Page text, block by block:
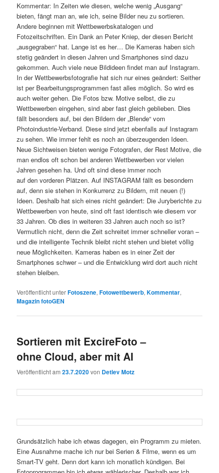
Kommentar: In Zeiten wie diesen, welche wenig „Ausgang“
bieten, fängt man an, wie ich, seine Bilder neu zu sortieren.
Andere beginnen mit Wettbewerbskatalogen und
Fotozeitschriften. Ein Dank an Peter Kniep, der diesen Bericht
„ausgegraben“ hat. Lange ist es her… Die Kameras haben sich
stetig geändert in diesen Jahren und Smartphones sind dazu
gekommen. Auch viele neue Bildideen findet man auf Instagram.
In der Wettbewerbsfotografie hat sich nur eines geändert: Seither
ist per Bearbeitungsprogrammen fast alles möglich. So wird es
auch weiter gehen. Die Fotos bzw. Motive selbst, die zu
Wettbewerben eingehen, sind aber fast gleich geblieben. Dies
fällt besonders auf, bei den Bildern der „Blende“ vom
Photoindustrie-Verband. Diese sind jetzt ebenfalls auf Instagram
zu sehen. Wie immer fehlt es noch an überzeugenden Ideen.
Neue Sichtweisen bieten wenige Fotografen, der Rest Motive, die
man endlos oft schon bei anderen Wettbewerben vor vielen
Jahren gesehen ha. Und oft sind diese immer noch
auf den vorderen Plätzen. Auf INSTAGRAM fällt es besondern
auf, denn sie stehen in Konkurrenz zu Bildern, mit neuen (!)
Ideen. Deshalb hat sich eines nicht geändert: Die Juryberichte zu
Wettbewerben von heute, sind oft fast identisch wie diesem vor
33 Jahren. Ob dies in weiteren 33 Jahren auch noch so ist?
Vermutlich nicht, denn die Zeit schreitet immer schneller voran –
und die intelligente Technik bleibt nicht stehen und bietet völlig
neue Möglichkeiten. Kameras haben es in einer Zeit der
Smartphones schwer – und die Entwicklung wird dort auch nicht
stehen bleiben.
Veröffentlicht unterFotoszene,Fotowettbewerb,Kommentar,
Magazin fotoGEN
Sortieren mit ExcireFoto –
ohne Cloud, aber mit AI
Veröffentlicht am23.7.2020von Detlev Motz
Grundsätzlich habe ich etwas dagegen, ein Programm zu mieten.
Eine Ausnahme mache ich nur bei Serien & Filme, wenn es um
Smart-TV geht. Denn dort kann ich monatlich kündigen. Bei